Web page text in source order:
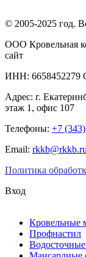
© 2005-2025 год.
ООО Кровельная
сайт
ИНН: 6658452279
Адрес: г.
этаж 1, офис 107
Телефоны: +7
Email: rkkb@rkkb.ru
Политика
Вход
Кровельные
Профнастил